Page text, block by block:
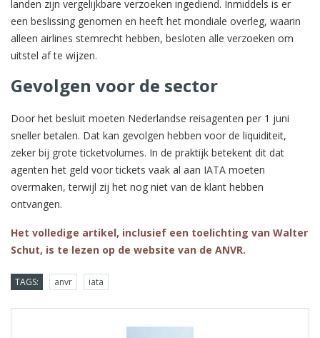
landen zijn vergelijkbare verzoeken ingediend. Inmiddels is er
een beslissing genomen en heeft het mondiale overleg, waarin
alleen airlines stemrecht hebben, besloten alle verzoeken om
uitstel af te wijzen.
Gevolgen voor de sector
Door het besluit moeten Nederlandse reisagenten per 1 juni
sneller betalen. Dat kan gevolgen hebben voor de liquiditeit,
zeker bij grote ticketvolumes. In de praktijk betekent dit dat
agenten het geld voor tickets vaak al aan IATA moeten
overmaken, terwijl zij het nog niet van de klant hebben
ontvangen.
Het volledige artikel, inclusief een toelichting van Walter
Schut, is te lezen op de website van de ANVR.
TAGS: anvr iata